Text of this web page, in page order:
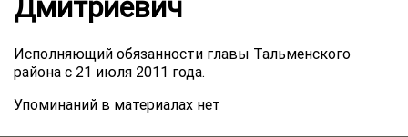
Дмитриевич
Исполняющий обязанности главы Тальменского
района с 21 июля 2011 года.
Упоминаний в материалах нет